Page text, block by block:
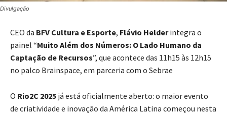
Divulgação
CEO da BFV Cultura e Esporte, Flávio Helderintegra o
painel “Muito Além dos Números: O Lado Humano da
Captação de Recursos”, que acontece das 11h15 às 12h15
no palco Brainspace, em parceria com o Sebrae
O Rio2C 2025 já está oficialmente aberto: o maior evento
de criatividade e inovação da América Latina começou nesta